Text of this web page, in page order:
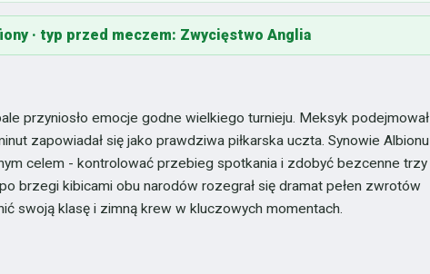
· typ przed meczem: Zwycięstwo Anglia
przyniosło emocje godne wielkiego turnieju. Meksyk podejmował
zapowiadał się jako prawdziwa piłkarska uczta. Synowie Albionu
celem - kontrolować przebieg spotkania i zdobyć bezcenne trzy
brzegi kibicami obu narodów rozegrał się dramat pełen zwrotów
swoją klasę i zimną krew w kluczowych momentach.